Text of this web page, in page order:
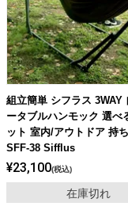
組立簡単 シフラス 3WAY
ータブルハンモック 選べ
ット 室内/アウトドア 持
SFF-38 Sifflus
¥23,100 税込
在庫切れ